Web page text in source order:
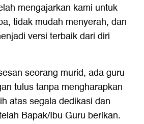
mengajarkan kami untuk
tidak mudah menyerah, dan
versi terbaik dari diri
seorang murid, ada guru
tulus tanpa mengharapkan
atas segala dedikasi dan
Bapak/Ibu Guru berikan.